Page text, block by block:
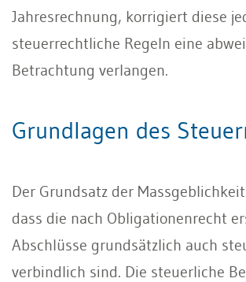
Jahresrechnung, korrigiert diese
steuerrechtliche Regeln eine
Betrachtung verlangen.
Grundlagen des
Der Grundsatz der
dass die nach Obligationenrecht
Abschlüsse grundsätzlich auch
verbindlich sind. Die steuerliche